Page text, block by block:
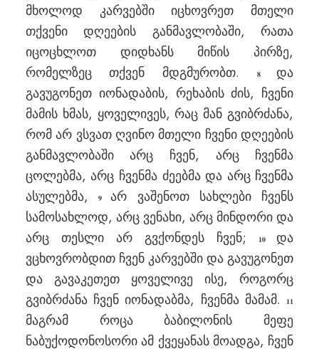
მხოლოდ კარვებში იცხოვრეთ მთელი
თქვენი დღეების განმავლობაში, რათა
იცოცხლოთ დიდხანს მიწის პირზე,
რომელზეც თქვენ მდგმურობთ.
8 და
გავუგონეთ იონადაბის, რეხაბის ძის, ჩვენი
მამის ხმას, ყოველივეს, რაც მან გვიბრძანა,
რომ არ ვსვათ ღვინო მთელი ჩვენი დღეების
განმავლობაში არც ჩვენ, არც ჩვენმა
ცოლებმა, არც ჩვენმა ძეებმა და არც ჩვენმა
ასულებმა,9 არ ვაშენოთ სახლები ჩვენს
სამოსახლოდ, არც ვენახი, არც მინდორი და
არც თესლი არ გვქონდეს ჩვენ;
10 და
ვცხოვრობდით ჩვენ კარვებში და გავუგონეთ
და გავაკეთეთ ყოველივე ისე, როგორც
გვიბრძანა ჩვენ იონადაბმა, ჩვენმა მამამ.
11
მაგრამ როცა ბაბილონის მეფე
ნაბუქოდონოსორი ამ ქვეყანას მოადგა, ჩვენ